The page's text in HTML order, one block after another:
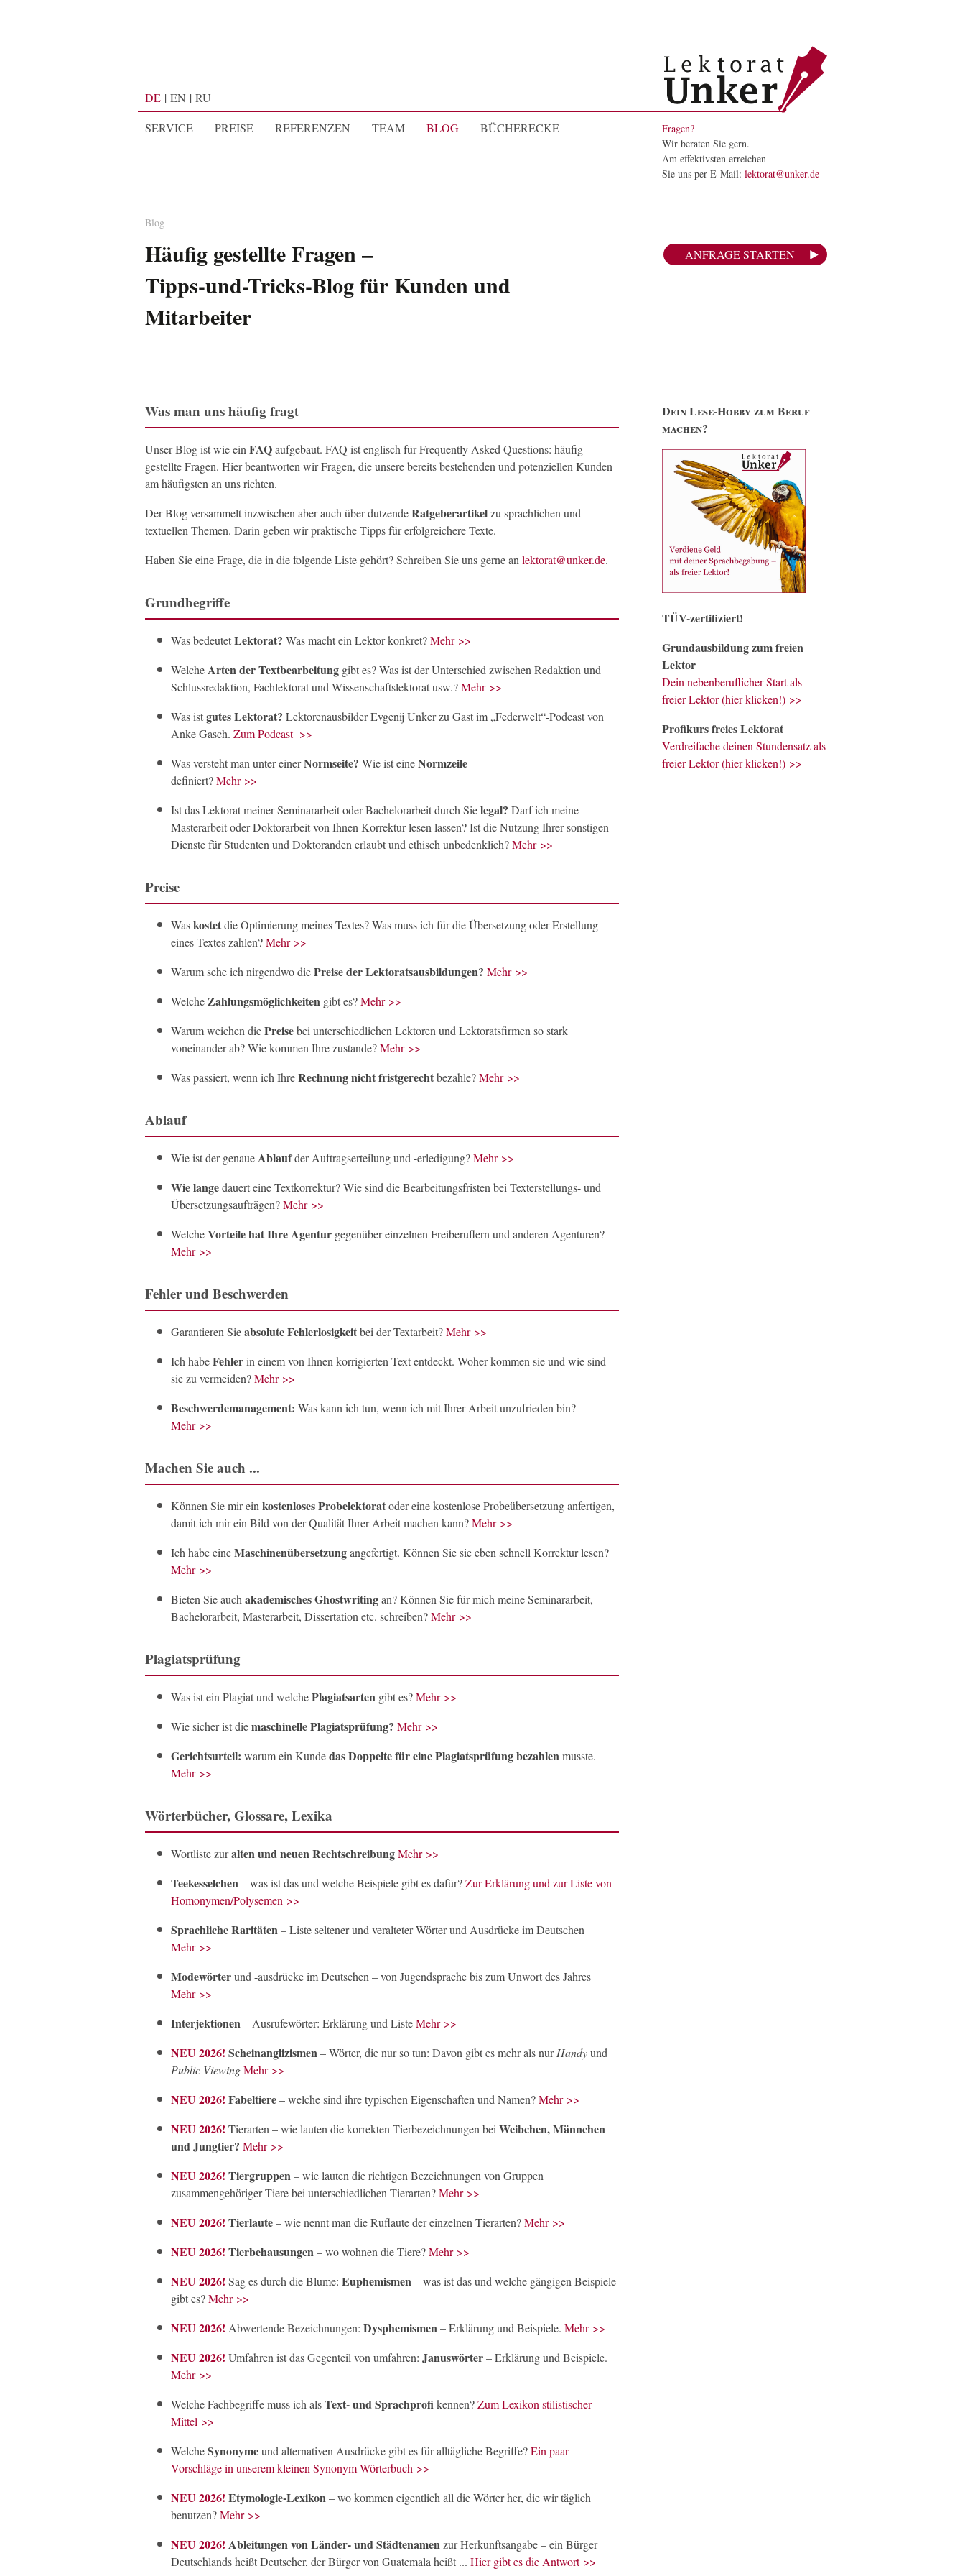
DE EN
RU
SERVICE
PREISE REFERENZEN TEAM BLOG BÜCHERECKE
Fragen?
Wir beraten Sie gern.
Am effektivsten erreichen
Sie uns per E-Mail: lektorat@unker.de
Blog
Häufig gestellte Fragen –
Tipps-und-Tricks-Blog für Kunden und
Mitarbeiter
ANFRAGE STARTEN
Was man uns häufig fragt
Unser Blog ist wie ein FAQaufgebaut. FAQ ist englisch für Frequently Asked Questions: häufig
gestellte Fragen. Hier beantworten wir Fragen, die unsere bereits bestehenden und potenziellen Kunden
am häufigsten an uns richten.
Der Blog versammelt inzwischen aber auch über dutzendeRatgeberartikelzu sprachlichen und
textuellen Themen. Darin geben wir praktische Tipps für erfolgreichere Texte.
Haben Sie eine Frage, die in die folgende Liste gehört? Schreiben Sie uns gerne an lektorat@unker.de.
Grundbegriffe
Was bedeutetLektorat? Was macht ein Lektor konkret?Mehr >>
WelcheArten der Textbearbeitung gibt es? Was ist der Unterschied zwischen Redaktion und
Schlussredaktion, Fachlektorat und Wissenschaftslektorat usw.?Mehr >>
Was istgutes Lektorat? Lektorenausbilder Evgenij Unker zu Gast im „Federwelt“-Podcast von
Anke Gasch. Zum Podcast >>
Was versteht man unter einerNormseite? Wie ist eineNormzeile
definiert?Mehr >>
Ist das Lektorat meiner Seminararbeit oder Bachelorarbeit durch Sielegal? Darf ich meine
Masterarbeit oder Doktorarbeit von Ihnen Korrektur lesen lassen? Ist die Nutzung Ihrer sonstigen
Dienste für Studenten und Doktoranden erlaubt und ethisch unbedenklich?Mehr >>
Preise
Waskostetdie Optimierung meines Textes? Was muss ich für die Übersetzung oder Erstellung
eines Textes zahlen?Mehr >>
Warum sehe ich nirgendwo diePreise der Lektoratsausbildungen? Mehr >>
WelcheZahlungsmöglichkeiten gibt es?Mehr >>
Warum weichen diePreisebei unterschiedlichen Lektoren und Lektoratsfirmen so stark
voneinander ab? Wie kommen Ihre zustande?Mehr >>
Was passiert, wenn ich IhreRechnung nicht fristgerechtbezahle?Mehr >>
Ablauf
Wie ist der genaueAblaufder Auftragserteilung und -erledigung?Mehr >>
Wie langedauert eine Textkorrektur? Wie sind die Bearbeitungsfristen bei Texterstellungs- und
Übersetzungsaufträgen?Mehr >>
WelcheVorteile hat Ihre Agentur gegenüber einzelnen Freiberuflern und anderen Agenturen?
Mehr >>
Fehler und Beschwerden
Garantieren Sieabsolute Fehlerlosigkeitbei der Textarbeit?Mehr >>
Ich habeFehlerin einem von Ihnen korrigierten Text entdeckt. Woher kommen sie und wie sind
sie zu vermeiden?Mehr >>
Beschwerdemanagement: Was kann ich tun, wenn ich mit Ihrer Arbeit unzufrieden bin?
Mehr >>
Machen Sie auch ...
Können Sie mir ein kostenloses Probelektoratoder eine kostenlose Probeübersetzung anfertigen,
damit ich mir ein Bild von der Qualität Ihrer Arbeit machen kann?Mehr >>
Ich habe eineMaschinenübersetzungangefertigt. Können Sie sie eben schnell Korrektur lesen?
Mehr >>
Bieten Sie auch akademisches Ghostwritingan? Können Sie für mich meine Seminararbeit,
Bachelorarbeit, Masterarbeit, Dissertation etc. schreiben?Mehr >>
Plagiatsprüfung
Was ist ein Plagiat und welchePlagiatsarten gibt es?Mehr >>
Wie sicher ist diemaschinelle Plagiatsprüfung? Mehr >>
Gerichtsurteil: warum ein Kundedas Doppelte für eine Plagiatsprüfung bezahlenmusste.
Mehr >>
Wörterbücher, Glossare, Lexika
Wortliste zuralten und neuen RechtschreibungMehr >>
Teekesselchen– was ist das und welche Beispiele gibt es dafür?Zur Erklärung und zur Liste von
Homonymen/Polysemen >>
Sprachliche Raritäten– Liste seltener und veralteter Wörter und Ausdrücke im Deutschen
Mehr >>
Modewörterund -ausdrücke im Deutschen – von Jugendsprache bis zum Unwort des Jahres
Mehr >>
Interjektionen– Ausrufewörter: Erklärung und ListeMehr >>
NEU 2026! Scheinanglizismen– Wörter, die nur so tun: Davon gibt es mehr als nurHandyund
Public ViewingMehr >>
NEU 2026! Fabeltiere– welche sind ihre typischen Eigenschaften und Namen?Mehr >>
NEU 2026! Tierarten – wie lauten die korrekten Tierbezeichnungen bei Weibchen, Männchen
und Jungtier? Mehr >>
NEU 2026! Tiergruppen– wie lauten die richtigen Bezeichnungen von Gruppen
zusammengehöriger Tiere bei unterschiedlichen Tierarten?Mehr >>
NEU 2026! Tierlaute– wie nennt man die Ruflaute der einzelnen Tierarten?Mehr >>
NEU 2026! Tierbehausungen– wo wohnen die Tiere?Mehr >>
NEU 2026! Sag es durch die Blume: Euphemismen– was ist das und welche gängigen Beispiele
gibt es?Mehr >>
NEU 2026! Abwertende Bezeichnungen: Dysphemismen– Erklärung und Beispiele. Mehr >>
NEU 2026! Umfahren ist das Gegenteil von umfahren: Januswörter– Erklärung und Beispiele.
Mehr >>
Welche Fachbegriffe muss ich alsText- und Sprachprofikennen?Zum Lexikon stilistischer
Mittel >>
WelcheSynonymeund alternativen Ausdrücke gibt es für alltägliche Begriffe?Ein paar
Vorschläge in unserem kleinen Synonym-Wörterbuch >>
NEU 2026! Etymologie-Lexikon– wo kommen eigentlich all die Wörter her, die wir täglich
benutzen?Mehr >>
NEU 2026! Ableitungen von Länder- und Städtenamenzur Herkunftsangabe – ein Bürger
Deutschlands heißt Deutscher, der Bürger von Guatemala heißt ... Hier gibt es die Antwort >>
Dein Lese-Hobby zum Beruf
machen?
TÜV-zertifiziert!
Grundausbildung zum freien
Lektor
Dein nebenberuflicher Start als
freier Lektor (hier klicken!) >>
Profikurs freies Lektorat
Verdreifache deinen Stundensatz als
freier Lektor (hier klicken!) >>